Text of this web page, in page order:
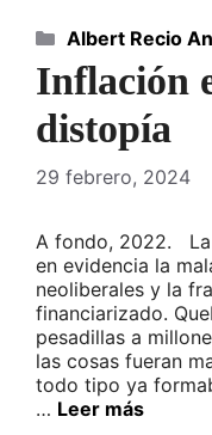
Inflación
distopía
29 febrero, 2024
A fondo, 2022. La
en evidencia la
neoliberales y la
financiarizado.
pesadillas a
las cosas fueran
todo tipo ya
… Leer más
Categorías
Albert Recio